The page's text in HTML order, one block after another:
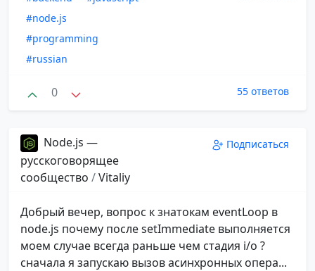
#node.js
#programming
#russian
0 55 ответов
Node.js —
русскоговорящее
сообщество /Vitaliy
Подписаться
Добрый вечер, вопрос к знатокам eventLoop в
node.js почему после setImmediate выполняется
моем случае всегда раньше чем стадия i/o ?
сначала я запускаю вызов асинхронных опера...